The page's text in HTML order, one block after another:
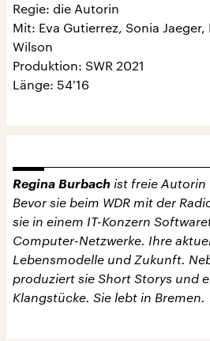
Regie: die Autorin
Mit: Eva Gutierrez, Sonia
Wilson
Produktion: SWR 2021
Länge: 54'16
Regina Burbach ist freie Autorin
Bevor sie beim WDR mit der
sie in einem IT-Konzern
Computer-Netzwerke. Ihre
Lebensmodelle und Zukunft.
produziert sie Short Storys und
Klangstücke. Sie lebt in Bremen.